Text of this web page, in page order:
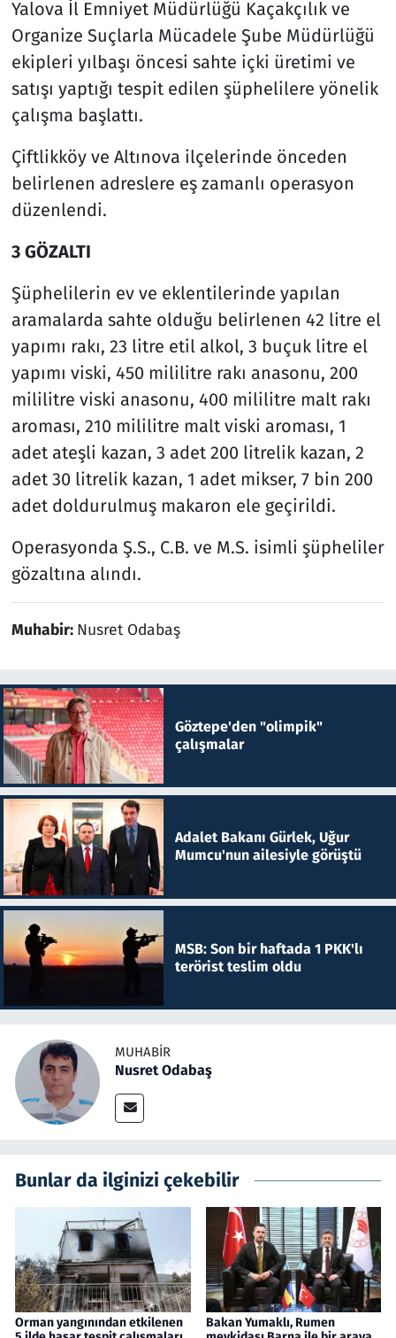
Yalova İl Emniyet Müdürlüğü Kaçakçılık ve
Organize Suçlarla Mücadele Şube Müdürlüğü
ekipleri yılbaşı öncesi sahte içki üretimi ve
satışı yaptığı tespit edilen şüphelilere yönelik
çalışma başlattı.
Çiftlikköy ve Altınova ilçelerinde önceden
belirlenen adreslere eş zamanlı operasyon
düzenlendi.
3 GÖZALTI
Şüphelilerin ev ve eklentilerinde yapılan
aramalarda sahte olduğu belirlenen 42 litre el
yapımı rakı, 23 litre etil alkol, 3 buçuk litre el
yapımı viski, 450 mililitre rakı anasonu, 200
mililitre viski anasonu, 400 mililitre malt rakı
aroması, 210 mililitre malt viski aroması, 1
adet ateşli kazan, 3 adet 200 litrelik kazan, 2
adet 30 litrelik kazan, 1 adet mikser, 7 bin 200
adet doldurulmuş makaron ele geçirildi.
Operasyonda Ş.S., C.B. ve M.S. isimli şüpheliler
gözaltına alındı.
Muhabir: Nusret Odabaş
Göztepe'den "olimpik"
çalışmalar
Adalet Bakanı Gürlek, Uğur
Mumcu'nun ailesiyle görüştü
MSB: Son bir haftada 1 PKK'lı
terörist teslim oldu
MUHABIR
Nusret Odabaş
Bunlar da ilginizi çekebilir
Orman yangınından etkilenen
Bakan Yumaklı, Rumen
Spor
Teknoloji ve Bilim
Televizyon